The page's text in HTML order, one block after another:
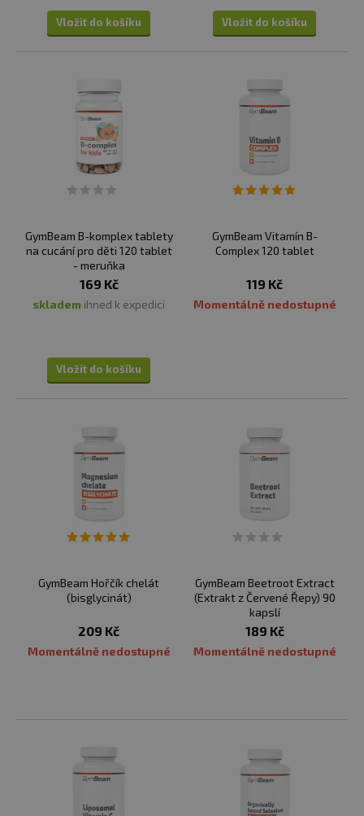
Vložit do košíku Vložit do košíku
GymBeam B-komplex tablety
na cucání pro děti 120 tablet
- meruňka
169 Kč
skladem ihned k expedici
Vložit do košíku
GymBeam Vitamín B-
Complex 120 tablet
119 Kč
Momentálně nedostupné
GymBeam Hořčík chelát
(bisglycinát)
209 Kč
Momentálně nedostupné
GymBeam Beetroot Extract
(Extrakt z Červené Řepy) 90
kapslí
189 Kč
Momentálně nedostupné